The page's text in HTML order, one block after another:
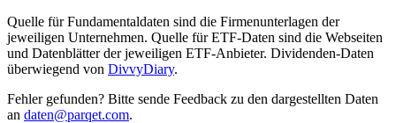
Quelle für Fundamentaldaten sind die Firmenunterlagen der
jeweiligen Unternehmen. Quelle für ETF-Daten sind die Webseiten
und Datenblätter der jeweiligen ETF-Anbieter. Dividenden-Daten
überwiegend von DivvyDiary.
Fehler gefunden? Bitte sende Feedback zu den dargestellten Daten
an daten@parqet.com.